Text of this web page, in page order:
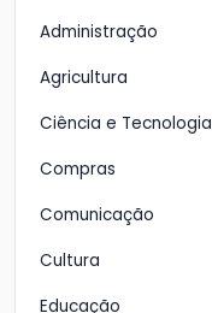
Administração
Agricultura
Ciência e Tecnologia
Compras
Comunicação
Cultura
Educação